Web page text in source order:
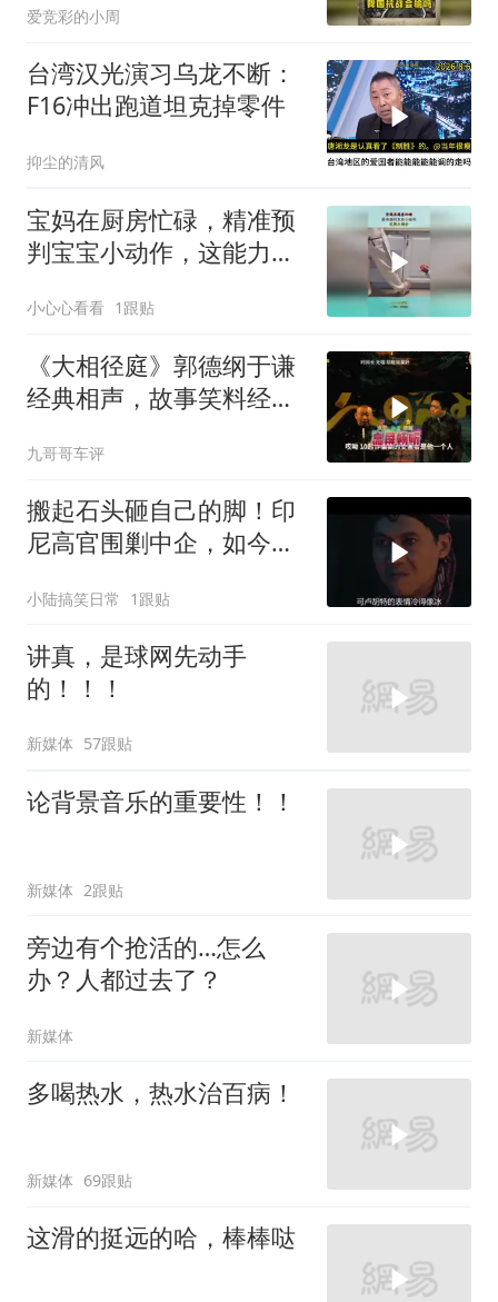
爱竞彩的小周
台湾汉光演习乌龙不断：
F16冲出跑道坦克掉零件
抑尘的清风
宝妈在厨房忙碌，精准预
判宝宝小动作，这能力满
小心心看看 1跟贴
《大相径庭》郭德纲于谦
经典相声，故事笑料经典
九哥哥车评
搬起石头砸自己的脚！印
尼高官围剿中企，如今烂
小陆搞笑日常 1跟贴
讲真，是球网先动手
的！！！
新媒体 57跟贴
论背景音乐的重要性！！
新媒体 2跟贴
旁边有个抢活的…怎么
办？人都过去了？
新媒体
多喝热水，热水治百病！
新媒体 69跟贴
这滑的挺远的哈，棒棒哒